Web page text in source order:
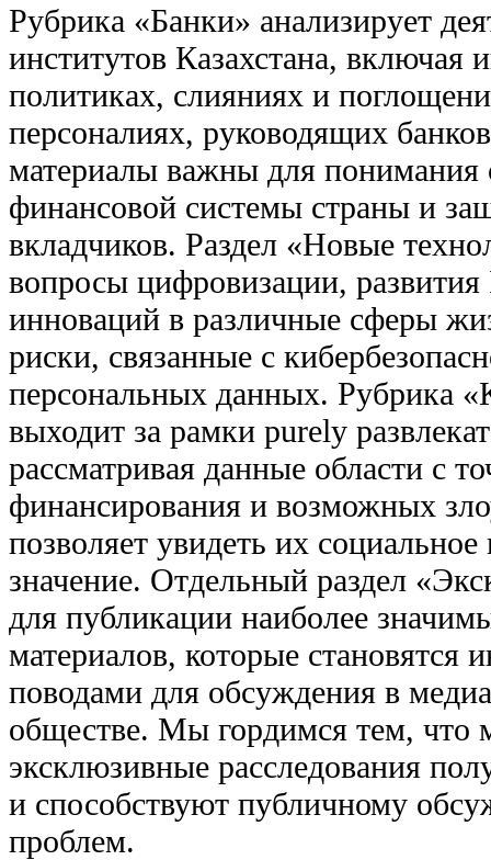
Рубрика «Банки» анализирует
институтов Казахстана,
политиках, слияниях и
персоналиях, руководящих
материалы важны для понимания
финансовой системы страны и
вкладчиков. Раздел «Новые
вопросы цифровизации, развития
инноваций в различные сферы
риски, связанные с
персональных данных. Рубрика
выходит за рамки purely
рассматривая данные области с
финансирования и возможных
позволяет увидеть их
значение. Отдельный раздел
для публикации наиболее
материалов, которые
поводами для обсуждения в
обществе. Мы гордимся тем, что
эксклюзивные расследования
и способствуют публичному
проблем.